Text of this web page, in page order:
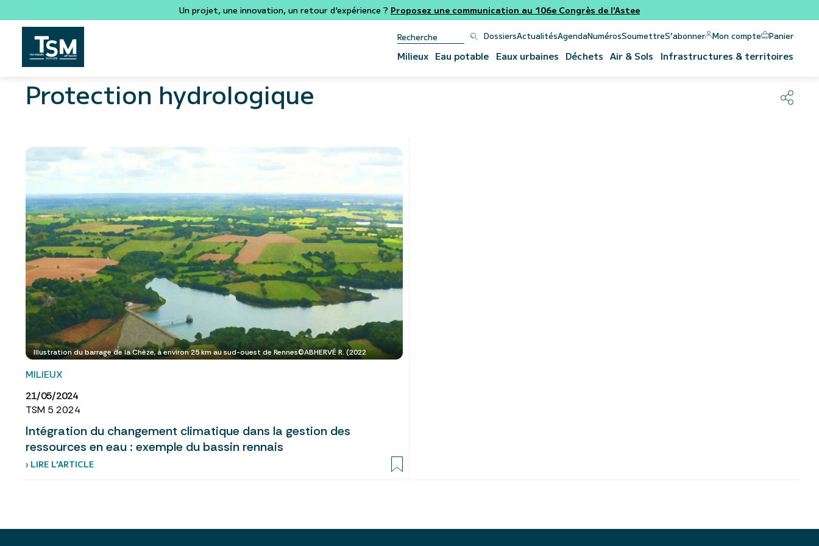
Un projet, une innovation, un retour d'expérience ? Proposez une communication au 106e Congrès de l'Astee
DossiersActualitésAgendaNumérosSoumettreS’abonner Mon compte Panier
Milieux Eau potable Eaux urbaines Déchets Air & Sols Infrastructures & territoires
Protection hydrologique
Illustration du barrage de la Chèze, à environ 25 km au sud-ouest de Rennes©ABHERVÉ R. (2022
MILIEUX
21/05/2024
TSM 5 2024
Intégration du changement climatique dans la gestion des
ressources en eau : exemple du bassin rennais
› LIRE L’ARTICLE